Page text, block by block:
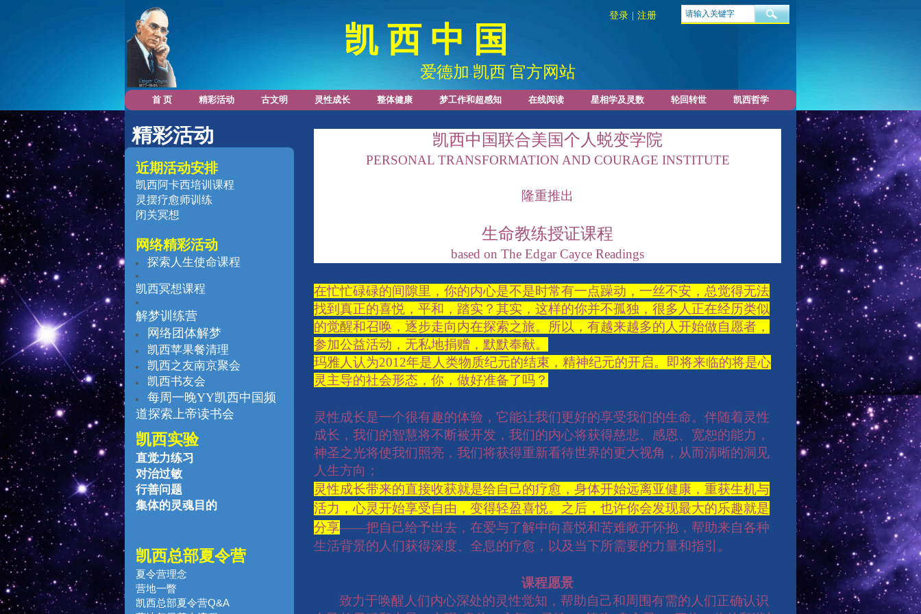
凯 西 中 国
登录 注册
爱德加 · 凯西 官方网站
首 页 精彩活动 古文明 灵性成长 整体健康 梦工作和超感知 在线阅读 星相学及灵数 轮回转世 凯西哲学
精彩活动 凯西中国联合美国个人蜕变学院
PERSONAL TRANSFORMATION AND COURAGE INSTITUTE
隆重推出
生命教练授证课程
based on The Edgar Cayce Readings
在忙忙碌碌的间隙里，你的内心是不是时常有一点躁动，一丝不安，总觉得无法
找到真正的喜悦，平和，踏实？其实，这样的你并不孤独，很多人正在经历类似
的觉醒和召唤，逐步走向内在探索之旅。所以，有越来越多的人开始做自愿者，
参加公益活动，无私地捐赠，默默奉献。
玛雅人认为2012年是人类物质纪元的结束，精神纪元的开启。即将来临的将是心
灵主导的社会形态，你，做好准备了吗？
灵性成长是一个很有趣的体验，它能让我们更好的享受我们的生命。伴随着灵性
成长，我们的智慧将不断被开发，我们的内心将获得慈悲、感恩、宽恕的能力，
神圣之光将使我们照亮，我们将获得重新看待世界的更大视角，从而清晰的洞见
人生方向；
灵性成长带来的直接收获就是给自己的疗愈，身体开始远离亚健康，重获生机与
活力，心灵开始享受自由，变得轻盈喜悦。之后，也许你会发现最大的乐趣就是
分享——把自己给予出去，在爱与了解中向喜悦和苦难敞开怀抱，帮助来自各种
生活背景的人们获得深度、全息的疗愈，以及当下所需要的力量和指引。
课程愿景
致力于唤醒人们内心深处的灵性觉知，帮助自己和周围有需的人们正确认识
近期活动安排
凯西阿卡西培训课程
灵摆疗愈师训练
闭关冥想
网络精彩活动
探索人生使命课程
凯西冥想课程
解梦训练营
网络团体解梦
凯西苹果餐清理
凯西之友南京聚会
凯西书友会
每周一晚YY凯西中国频
道探索上帝读书会
凯西实验
直觉力练习
对治过敏
行善问题
集体的灵魂目的
凯西总部夏令营
夏令营理念
营地一瞥
凯西总部夏令营Q&A